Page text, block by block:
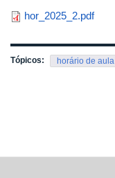
hor_2025_2.pdf
Tópicos: horário de aula